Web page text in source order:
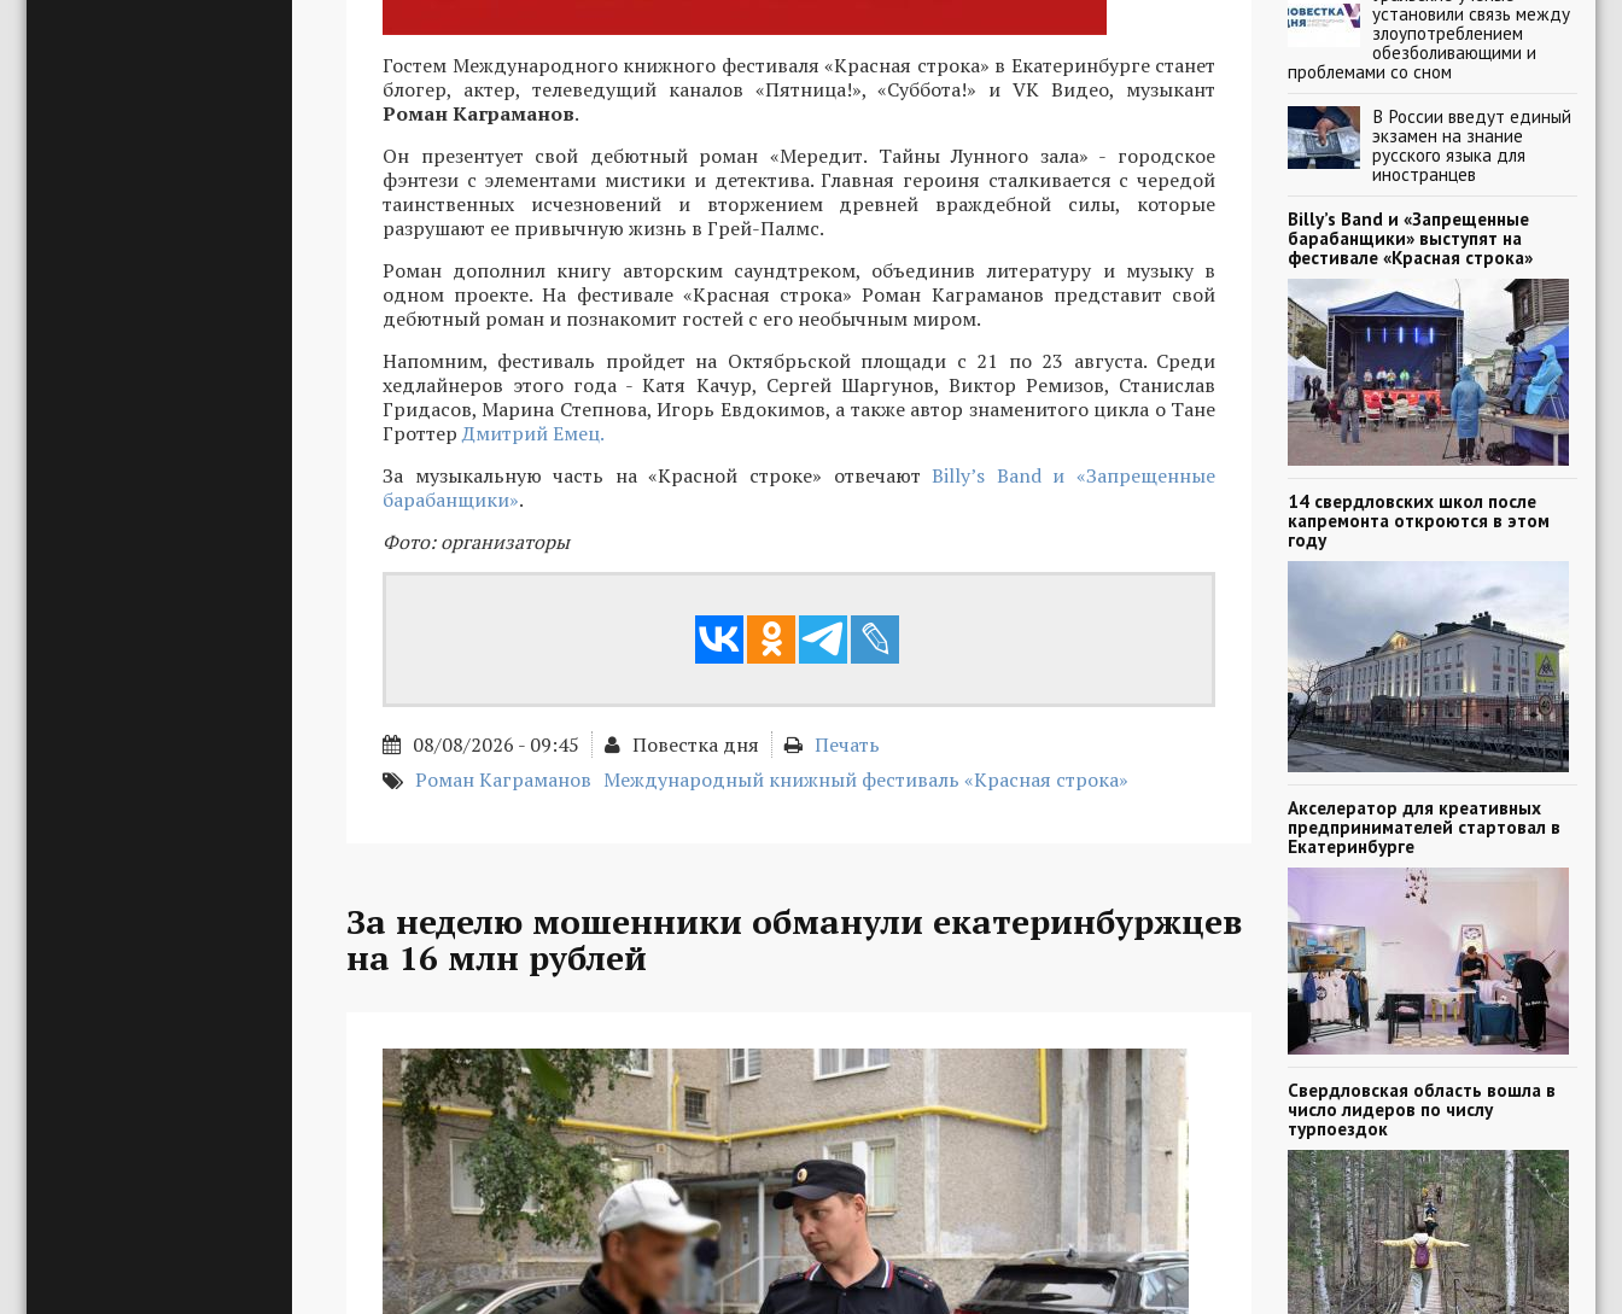
Гостем Международного книжного фестиваля «Красная строка» в Екатеринбурге станет
блогер, актер, телеведущий каналов «Пятница!», «Суббота!» и VK Видео, музыкант
Роман Каграманов.
Он презентует свой дебютный роман «Мередит. Тайны Лунного зала» - городское
фэнтези с элементами мистики и детектива. Главная героиня сталкивается с чередой
таинственных исчезновений и вторжением древней враждебной силы, которые
разрушают ее привычную жизнь в Грей-Палмс.
Роман дополнил книгу авторским саундтреком, объединив литературу и музыку в
одном проекте. На фестивале «Красная строка» Роман Каграманов представит свой
дебютный роман и познакомит гостей с его необычным миром.
Напомним, фестиваль пройдет на Октябрьской площади с 21 по 23 августа. Среди
хедлайнеров этого года - Катя Качур, Сергей Шаргунов, Виктор Ремизов, Станислав
Гридасов, Марина Степнова, Игорь Евдокимов, а также автор знаменитого цикла о Тане
ГроттерДмитрий Емец.
За музыкальную часть на «Красной строке» отвечаютBilly’s Band и «Запрещенные
барабанщики».
Фото: организаторы
08/08/2026 - 09:45 Повестка дня
Печать
Роман Каграманов Международный книжный фестиваль «Красная строка»
За неделю мошенники обманули екатеринбуржцев
на 16 млн рублей
установили связь между
злоупотреблением
обезболивающими и
проблемами со сном
В России введут единый
экзамен на знание
русского языка для
иностранцев
Billy’s Band и «Запрещенные
барабанщики» выступят на
фестивале «Красная строка»
14 свердловских школ после
капремонта откроются в этом
году
Акселератор для креативных
предпринимателей стартовал в
Екатеринбурге
Свердловская область вошла в
число лидеров по числу
турпоездок